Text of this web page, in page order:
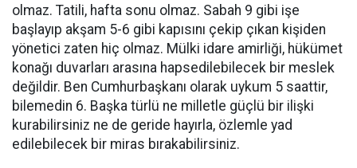
olmaz. Tatili, hafta sonu olmaz. Sabah 9 gibi işe
başlayıp akşam 5-6 gibi kapısını çekip çıkan kişiden
yönetici zaten hiç olmaz. Mülki idare amirliği, hükümet
konağı duvarları arasına hapsedilebilecek bir meslek
değildir. Ben Cumhurbaşkanı olarak uykum 5 saattir,
bilemedin 6. Başka türlü ne milletle güçlü bir ilişki
kurabilirsiniz ne de geride hayırla, özlemle yad
edilebilecek bir miras bırakabilirsiniz.